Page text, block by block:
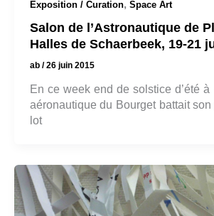
Exposition / Curation, Space Art
Salon de l’Astronautique de
Halles de Schaerbeek, 19-21
ab /26 juin 2015
En ce week end de solstice d’été
aéronautique du Bourget battait
lot